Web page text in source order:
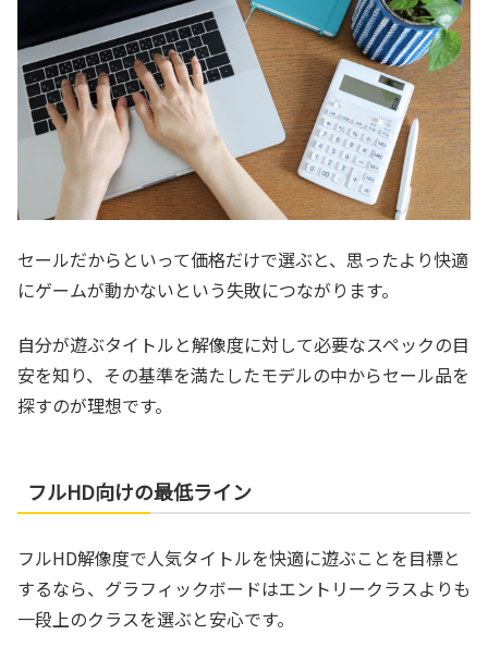
セールだからといって価格だけで選ぶと、思ったより快適
にゲームが動かないという失敗につながります。
自分が遊ぶタイトルと解像度に対して必要なスペックの目
安を知り、その基準を満たしたモデルの中からセール品を
探すのが理想です。
フルHD向けの最低ライン
フルHD解像度で人気タイトルを快適に遊ぶことを目標と
するなら、グラフィックボードはエントリークラスよりも
一段上のクラスを選ぶと安心です。